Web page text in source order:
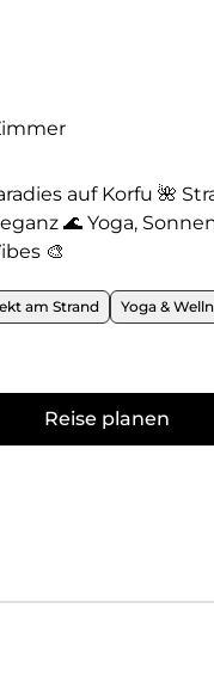
auf Korfu 🌺
🌊 Yoga,
🎨
am Strand
Yoga &
Reise planen